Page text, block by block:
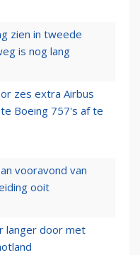
zien in tweede
is nog lang
zes extra Airbus
Boeing 757's af te
vooravond van
ooit
langer door met